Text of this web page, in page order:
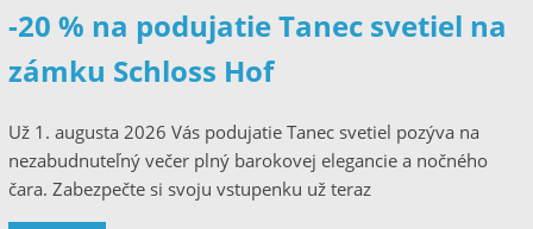
-20 % na podujatie Tanec svetiel na
zámku Schloss Hof
Už 1. augusta 2026 Vás podujatie Tanec svetiel pozýva na
nezabudnuteľný večer plný barokovej elegancie a nočného
čara. Zabezpečte si svoju vstupenku už teraz